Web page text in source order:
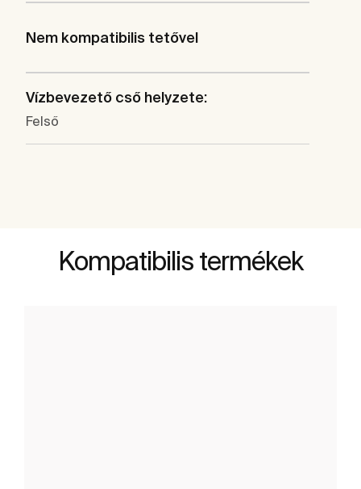
Nem kompatibilis tetővel
Vízbevezető cső helyzete:
Felső
Kompatibilis termékek